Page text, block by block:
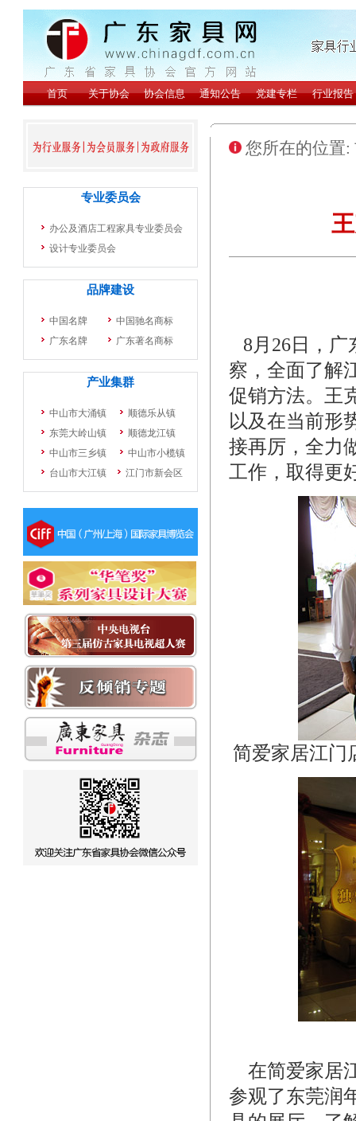
您所在的位置:
8月26日，广
察，全面了解
促销方法。王
以及在当前形
接再厉，全力
工作，取得更
简爱家居江门
在简爱家居
参观了东莞润